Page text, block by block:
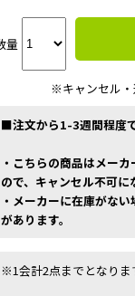
量
※キャンセル・
■注文から1-3週間程度
・こちらの商品はメー
ので、キャンセル不可に
・メーカーに在庫がな
があります。
※1会計2点までとなりま